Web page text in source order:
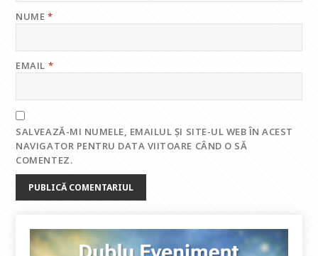
NUME*
EMAIL *
SALVEAZĂ-MI NUMELE, EMAILUL ȘI SITE-UL WEB ÎN ACEST
NAVIGATOR PENTRU DATA VIITOARE CÂND O SĂ
COMENTEZ.